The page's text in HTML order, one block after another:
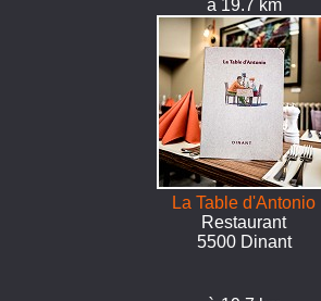
à 19.7 km
La Table d'Antonio
Restaurant
5500 Dinant